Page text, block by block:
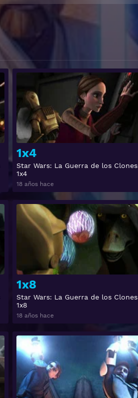
1x4
Star Wars: La Guerra de los Clones
1x4
18 años hace
Ver
1x8
Star Wars: La Guerra de los Clones
1x8
18 años hace
Ver